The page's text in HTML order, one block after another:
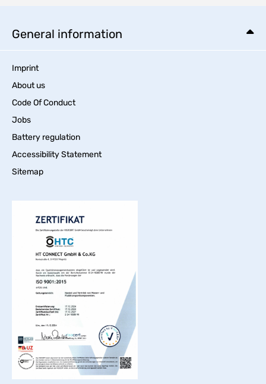
General information
Imprint
About us
Code Of Conduct
Jobs
Battery regulation
Accessibility Statement
Sitemap